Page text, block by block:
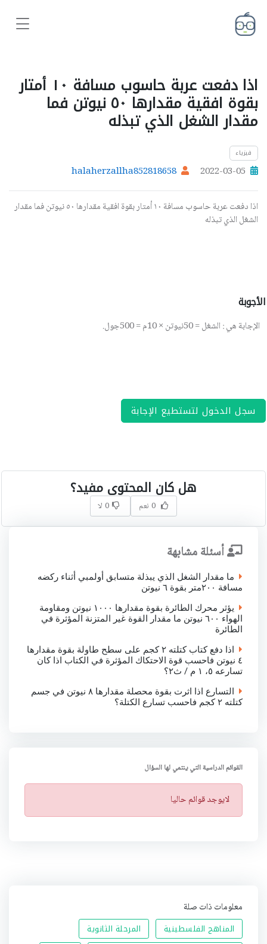
اذا دفعت عربة حاسوب مسافة ١٠ أمتار
بقوة افقية مقدارها ٥٠ نيوتن فما
مقدار الشغل الذي تبذله
فيزياء
2022-03-05
halaherzallha852818658
اذا دفعت عربة حاسوب مسافة ١٠ أمتار بقوة افقية مقدارها ٥٠ نيوتن فما مقدار
الشغل الذي تبذله
الأجوبة
الإجابة هي:الشغل = 50نيوتن × 10م = 500جول .
سجل الدخول لتستطيع الإجابة
هل كان المحتوى مفيد؟
0 نعم 0 لا
أسئلة مشابهة
ما مقدار الشغل الذي يبذلة متسابق أولمبي أثناء ركضه
مسافة ٢٠٠متر بقوة ٦ نيوتن
يؤثر محرك الطائرة بقوة مقدارها ١٠٠٠ نيوتن ومقاومة
الهواء ٦٠٠ نيوتن ما مقدار القوة غير المتزنة المؤثرة في
الطائرة
اذا دفع كتاب كتلته ٢ كجم على سطح طاولة بقوة مقدارها
٤ نيوتن فاحسب قوة الاحتكاك المؤثرة في الكتاب اذا كان
تسارعه ٥، ١ م / ث٢؟
التسارع اذا اثرت بقوة محصلة مقدارها ٨ نيوتن في جسم
كتلته ٢ كجم فاحسب تسارع الكتلة؟
القوائم الدراسية التي ينتمي لها السؤال
ت
ن
لايوجد قوائم حاليا
معلومات ذات صلة
المناهج الفلسطينية
المرحلة الثانوية